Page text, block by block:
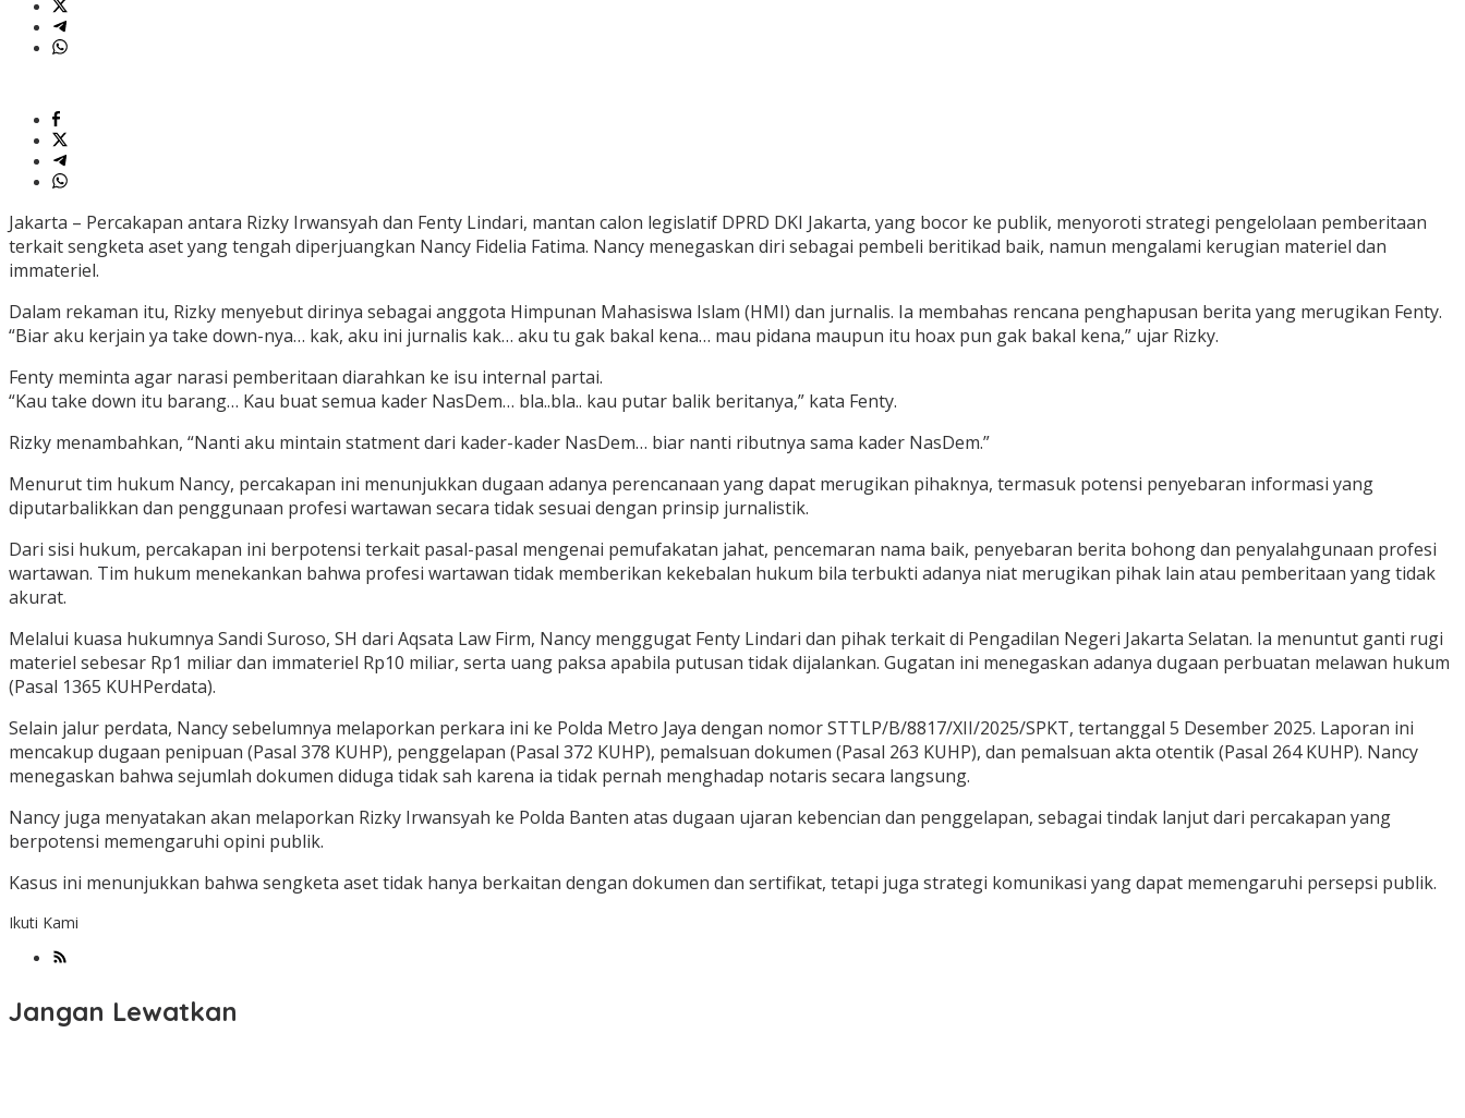
Jakarta – Percakapan antara Rizky Irwansyah dan Fenty Lindari, mantan calon legislatif DPRD DKI Jakarta, yang bocor ke publik, menyoroti strategi pengelolaan pemberitaan
terkait sengketa aset yang tengah diperjuangkan Nancy Fidelia Fatima. Nancy menegaskan diri sebagai pembeli beritikad baik, namun mengalami kerugian materiel dan
immateriel.
Dalam rekaman itu, Rizky menyebut dirinya sebagai anggota Himpunan Mahasiswa Islam (HMI) dan jurnalis. Ia membahas rencana penghapusan berita yang merugikan Fenty.
“Biar aku kerjain ya take down-nya… kak, aku ini jurnalis kak… aku tu gak bakal kena… mau pidana maupun itu hoax pun gak bakal kena,” ujar Rizky.
Fenty meminta agar narasi pemberitaan diarahkan ke isu internal partai.
“Kau take down itu barang… Kau buat semua kader NasDem… bla..bla.. kau putar balik beritanya,” kata Fenty.
Rizky menambahkan, “Nanti aku mintain statment dari kader-kader NasDem… biar nanti ributnya sama kader NasDem.”
Menurut tim hukum Nancy, percakapan ini menunjukkan dugaan adanya perencanaan yang dapat merugikan pihaknya, termasuk potensi penyebaran informasi yang
diputarbalikkan dan penggunaan profesi wartawan secara tidak sesuai dengan prinsip jurnalistik.
Dari sisi hukum, percakapan ini berpotensi terkait pasal-pasal mengenai pemufakatan jahat, pencemaran nama baik, penyebaran berita bohong dan penyalahgunaan profesi
wartawan. Tim hukum menekankan bahwa profesi wartawan tidak memberikan kekebalan hukum bila terbukti adanya niat merugikan pihak lain atau pemberitaan yang tidak
akurat.
Melalui kuasa hukumnya Sandi Suroso, SH dari Aqsata Law Firm, Nancy menggugat Fenty Lindari dan pihak terkait di Pengadilan Negeri Jakarta Selatan. Ia menuntut ganti rugi
materiel sebesar Rp1 miliar dan immateriel Rp10 miliar, serta uang paksa apabila putusan tidak dijalankan. Gugatan ini menegaskan adanya dugaan perbuatan melawan hukum
(Pasal 1365 KUHPerdata).
Selain jalur perdata, Nancy sebelumnya melaporkan perkara ini ke Polda Metro Jaya dengan nomor STTLP/B/8817/XII/2025/SPKT, tertanggal 5 Desember 2025. Laporan ini
mencakup dugaan penipuan (Pasal 378 KUHP), penggelapan (Pasal 372 KUHP), pemalsuan dokumen (Pasal 263 KUHP), dan pemalsuan akta otentik (Pasal 264 KUHP). Nancy
menegaskan bahwa sejumlah dokumen diduga tidak sah karena ia tidak pernah menghadap notaris secara langsung.
Nancy juga menyatakan akan melaporkan Rizky Irwansyah ke Polda Banten atas dugaan ujaran kebencian dan penggelapan, sebagai tindak lanjut dari percakapan yang
berpotensi memengaruhi opini publik.
Kasus ini menunjukkan bahwa sengketa aset tidak hanya berkaitan dengan dokumen dan sertifikat, tetapi juga strategi komunikasi yang dapat memengaruhi persepsi publik.
Ikuti Kami
Jangan Lewatkan